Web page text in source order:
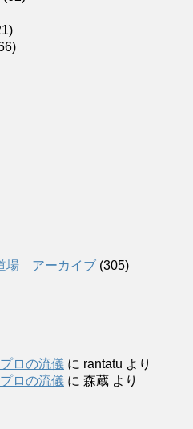
場 アーカイブ (305)
ロの流儀 に rantatu より
ロの流儀 に 森蔵 より